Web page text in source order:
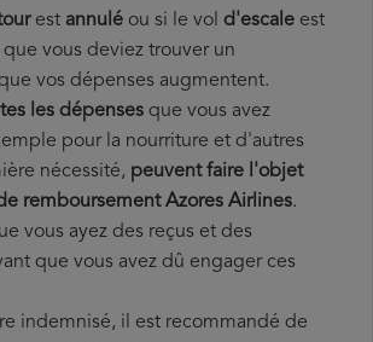
est annulé ou si le vol d'escale est
vous deviez trouver un
vos dépenses augmentent.
les dépenses que vous avez
pour la nourriture et d'autres
nécessité, peuvent faire l'objet
remboursement Azores Airlines.
vous ayez des reçus et des
que vous avez dû engager ces
indemnisé, il est recommandé de